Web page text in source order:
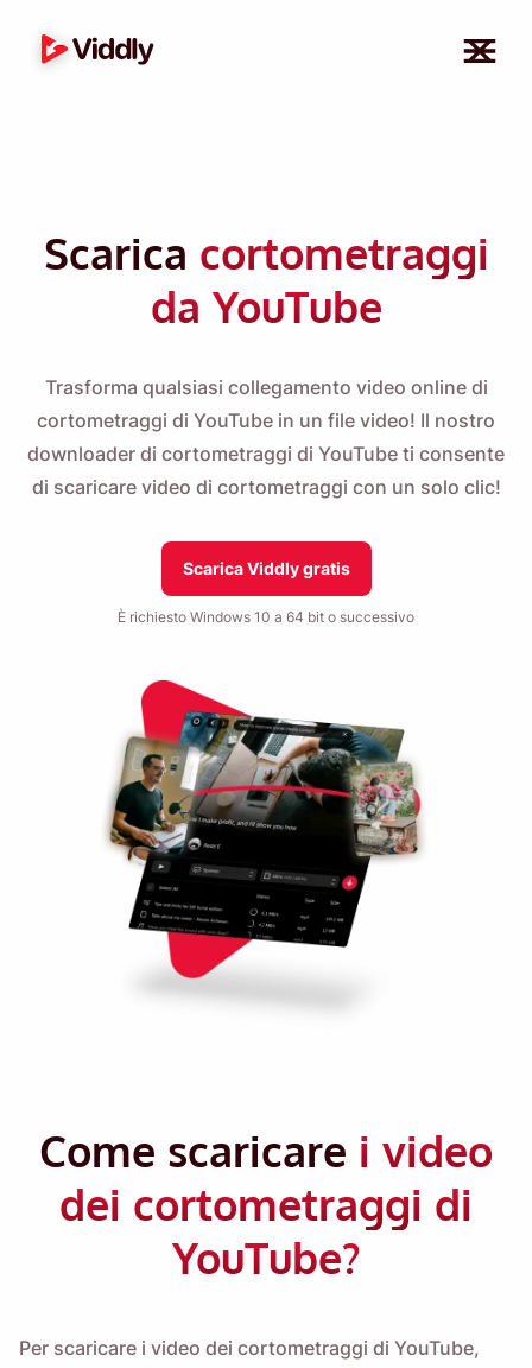
Scarica cortometraggi
da YouTube
Trasforma qualsiasi collegamento video online di
cortometraggi di YouTube in un file video! Il nostro
downloader di cortometraggi di YouTube ti consente
di scaricare video di cortometraggi con un solo clic!
Scarica Viddly gratis
È richiesto Windows 10 a 64 bit o successivo
Come scaricare i video
dei cortometraggi di
YouTube?
Per scaricare i video dei cortometraggi di YouTube,